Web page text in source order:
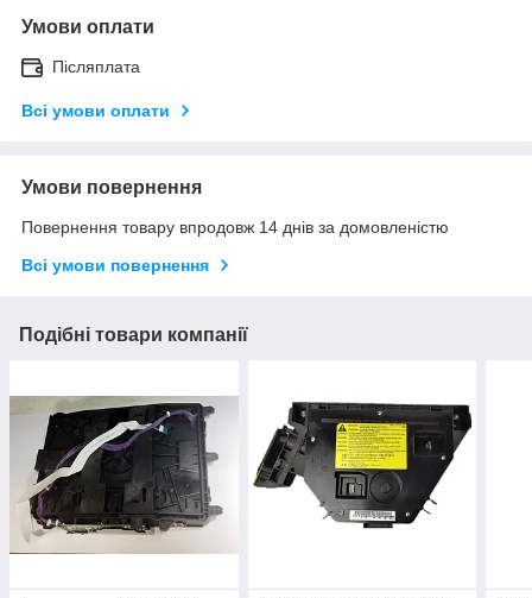
Умови оплати
Післяплата
Всі умови оплати
Умови повернення
Повернення товару впродовж 14 днів за домовленістю
Всі умови повернення
Подібні товари компанії